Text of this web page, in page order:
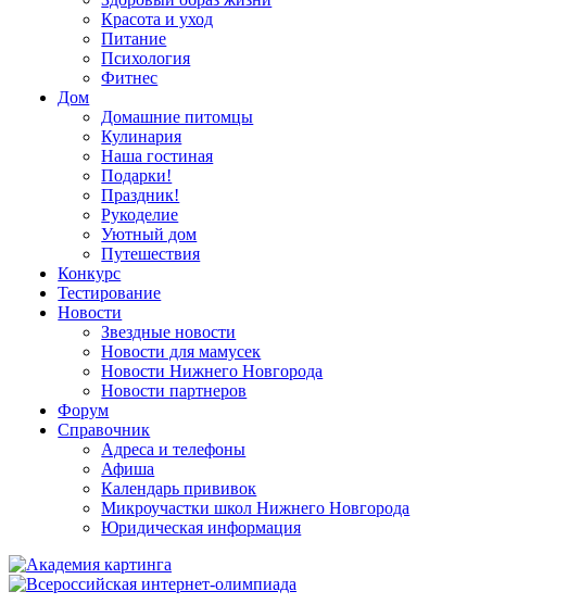
Красота и уход
Питание
Психология
Фитнес
Дом
Домашние питомцы
Кулинария
Наша гостиная
Подарки!
Праздник!
Рукоделие
Уютный дом
Путешествия
Конкурс
Тестирование
Новости
Звездные новости
Новости для мамусек
Новости Нижнего Новгорода
Новости партнеров
Форум
Справочник
Адреса и телефоны
Афиша
Календарь прививок
Микроучастки школ Нижнего Новгорода
Юридическая информация